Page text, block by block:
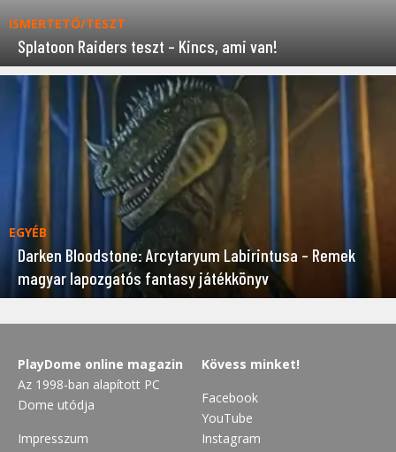
ISMERTETŐ/TESZT
Splatoon Raiders teszt – Kincs, ami van!
EGYÉB
Darken Bloodstone: Arcytaryum Labirintusa – Remek
magyar lapozgatós fantasy játékkönyv
PlayDome online magazin
Az 1998-ban alapított PC
Dome utódja
Impresszum
Kövess minket!
Facebook
YouTube
Instagram